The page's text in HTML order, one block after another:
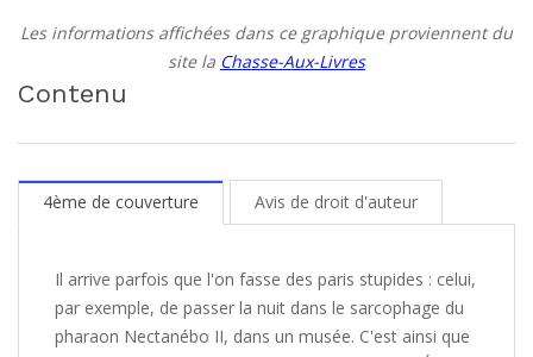
Les informations affichées dans ce graphique proviennent du
site la Chasse-Aux-Livres
Contenu
4ème de couverture Avis de droit d'auteur
Il arrive parfois que l'on fasse des paris stupides : celui,
par exemple, de passer la nuit dans le sarcophage du
pharaon Nectanébo II, dans un musée. C'est ainsi que